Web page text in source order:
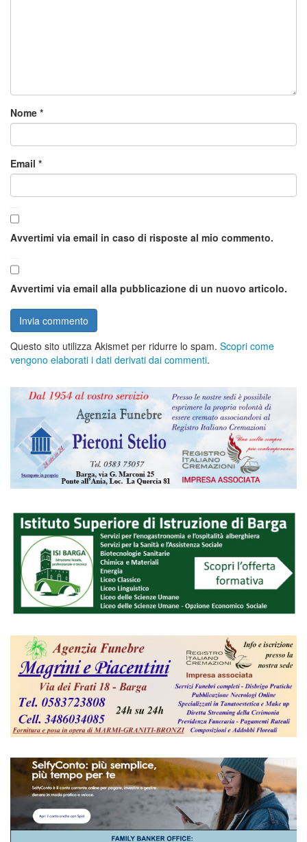
Nome *
Email *
Avvertimi via email in caso di risposte al mio commento.
Avvertimi via email alla pubblicazione di un nuovo articolo.
Questo sito utilizza Akismet per ridurre lo spam. Scopri come
vengono elaborati i dati derivati dai commenti.